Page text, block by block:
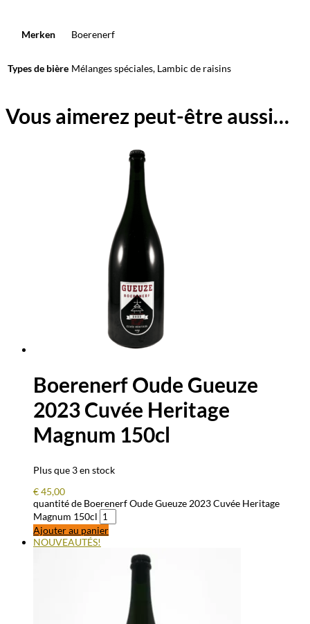
Merken Boerenerf
Types de bière Mélanges spéciales, Lambic de raisins
Vous aimerez peut-être aussi…
Boerenerf Oude Gueuze
2023 Cuvée Heritage
Magnum 150cl
Plus que 3 en stock
€45,00
quantité de Boerenerf Oude Gueuze 2023 Cuvée Heritage
Magnum 150cl
Ajouter au panier
NOUVEAUTÉS!